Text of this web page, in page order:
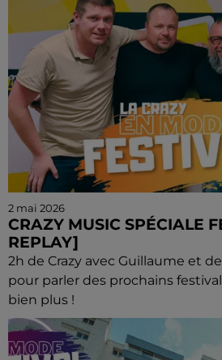
2 mai 2026
CRAZY MUSIC SPÉCIALE
REPLAY]
2h de Crazy avec Guillaume et
pour parler des prochains
bien plus !